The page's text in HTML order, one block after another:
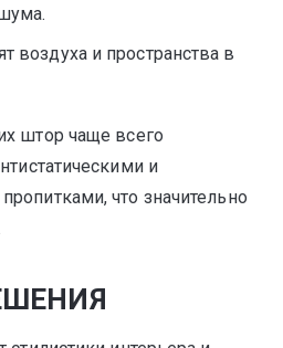
воздуха и пространства в
штор чаще всего
и
что значительно